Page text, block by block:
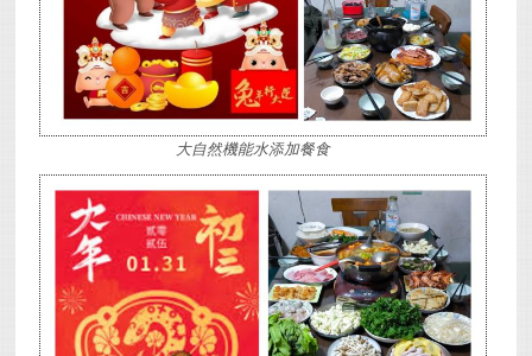
大自然機能水添加餐食